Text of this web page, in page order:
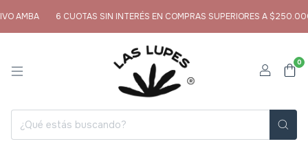
6 CUOTAS SIN INTERÉS EN COMPRAS SUPERIORES A $250.000
0